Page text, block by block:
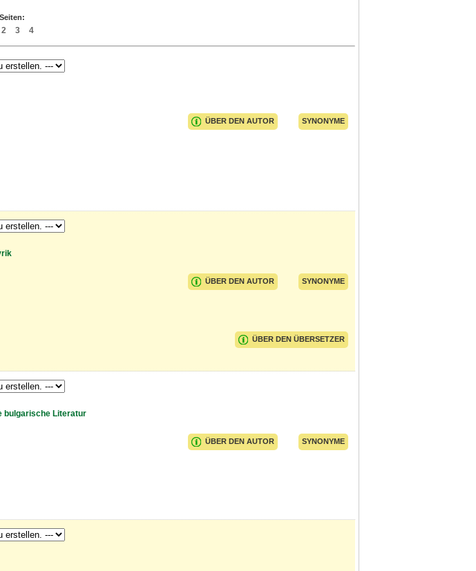
Seiten:
2 3 4
SYNONYME
ÜBER DEN AUTOR
SYNONYME
ÜBER DEN AUTOR
ÜBER DEN ÜBERSETZER
bulgarische Literatur
SYNONYME
ÜBER DEN AUTOR